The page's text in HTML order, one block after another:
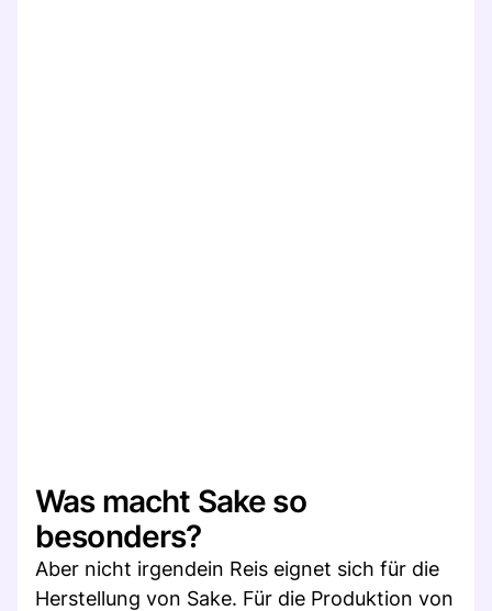
Was macht Sake so
besonders?
Aber nicht irgendein Reis eignet sich für die
Herstellung von Sake. Für die Produktion von